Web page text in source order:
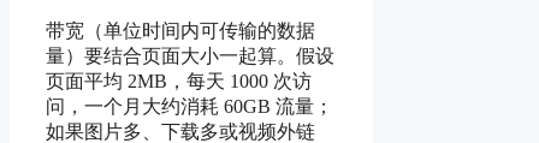
带宽（单位时间内可传输的数据
量）要结合页面大小一起算。假设
页面平均 2MB，每天 1000 次访
问，一个月大约消耗 60GB 流量；
如果图片多、下载多或视频外链